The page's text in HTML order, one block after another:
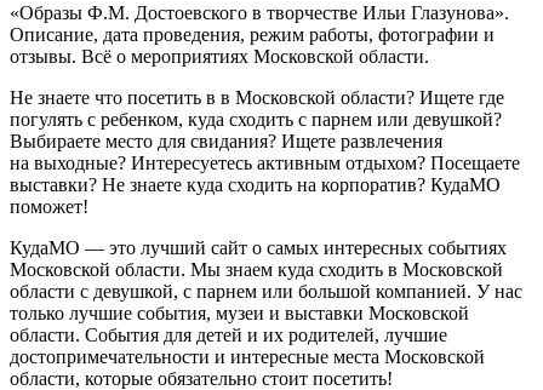
«Образы Ф.М. Достоевского в творчестве Ильи Глазунова».
Описание, дата проведения, режим работы, фотографии и
отзывы. Всё о мероприятиях Московской области.
Не знаете что посетить в в Московской области? Ищете где
погулять с ребенком, куда сходить с парнем или девушкой?
Выбираете место для свидания? Ищете развлечения
на выходные? Интересуетесь активным отдыхом? Посещаете
выставки? Не знаете куда сходить на корпоратив? КудаМО
поможет!
КудаМО — это лучший сайт о самых интересных событиях
Московской области. Мы знаем куда сходить в Московской
области с девушкой, с парнем или большой компанией. У нас
только лучшие события, музеи и выставки Московской
области. События для детей и их родителей, лучшие
достопримечательности и интересные места Московской
области, которые обязательно стоит посетить!